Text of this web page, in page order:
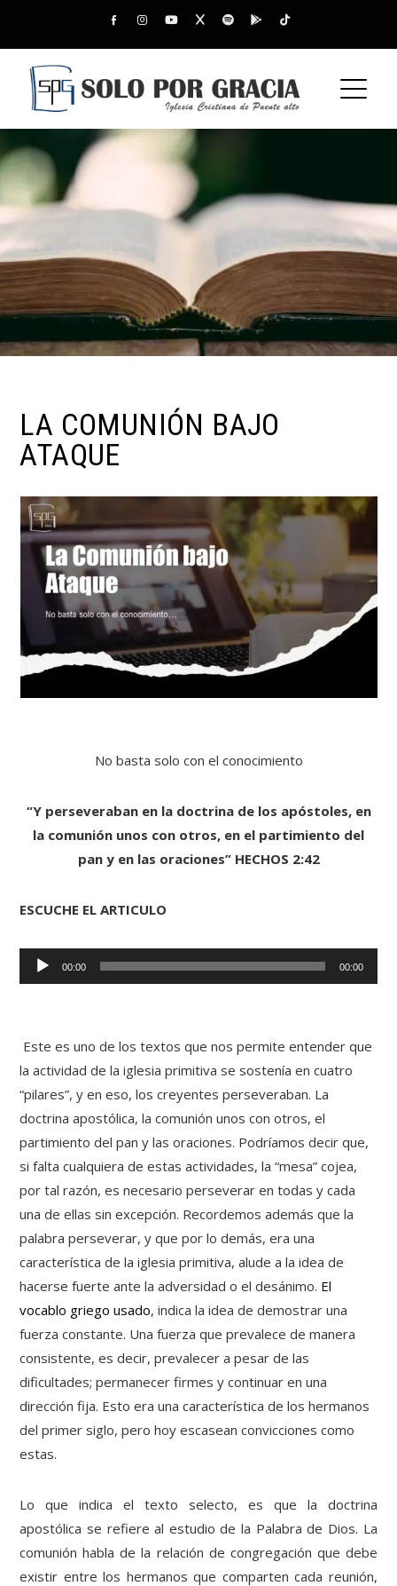
LA COMUNIÓN BAJO
ATAQUE
No basta solo con el conocimiento
“Y perseveraban en la doctrina de los apóstoles, en
la comunión unos con otros, en el partimiento del
pan y en las oraciones” HECHOS 2:42
ESCUCHE EL ARTICULO
Reproductor
de
00:00 00:00
Este es uno de los textos que nos permite entender que
la actividad de la iglesia primitiva se sostenía en cuatro
“pilares”, y en eso, los creyentes perseveraban. La
doctrina apostólica, la comunión unos con otros, el
partimiento del pan y las oraciones. Podríamos decir que,
si falta cualquiera de estas actividades, la “mesa” cojea,
por tal razón, es necesario perseverar en todas y cada
una de ellas sin excepción. Recordemos además que la
palabra perseverar, y que por lo demás, era una
característica de la iglesia primitiva, alude a la idea de
hacerse fuerte ante la adversidad o el desánimo. El
vocablo griego usado, indica la idea de demostrar una
fuerza constante. Una fuerza que prevalece de manera
consistente, es decir, prevalecer a pesar de las
dificultades; permanecer firmes y continuar en una
dirección fija. Esto era una característica de los hermanos
del primer siglo, pero hoy escasean convicciones como
estas.
Lo que indica el texto selecto, es que la doctrina
apostólica se refiere al estudio de la Palabra de Dios. La
comunión habla de la relación de congregación que debe
existir entre los hermanos que comparten cada reunión,